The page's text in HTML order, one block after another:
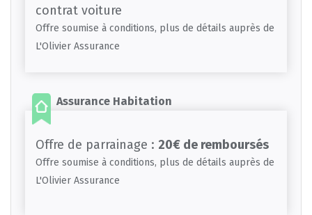
contrat voiture
Offre soumise à conditions, plus de détails auprès de
L'Olivier Assurance
Assurance Habitation
Offre de parrainage : 20€ de remboursés
Offre soumise à conditions, plus de détails auprès de
L'Olivier Assurance